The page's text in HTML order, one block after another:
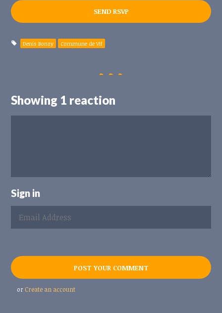
Denis Bonzy Commune de Vif
Showing 1 reaction
Sign in
or Create an account